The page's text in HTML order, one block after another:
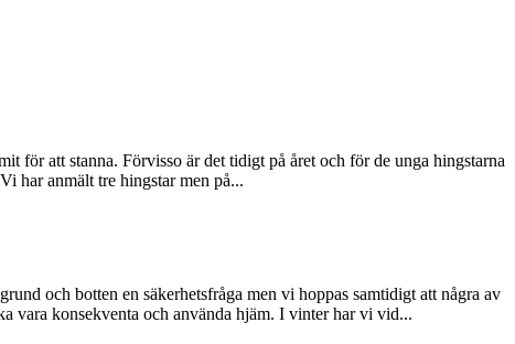
för att stanna. Förvisso är det tidigt på året och för de unga hingstarna
har anmält tre hingstar men på...
och botten en säkerhetsfråga men vi hoppas samtidigt att några av
vara konsekventa och använda hjäm. I vinter har vi vid...